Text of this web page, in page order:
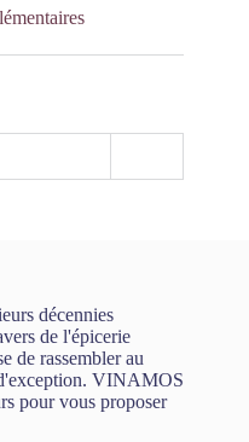
décennies
de l'épicerie
de rassembler au
VINAMOS
pour vous proposer